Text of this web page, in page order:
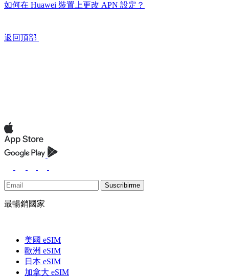
如何在 Huawei 裝置上更改 APN 設定？
返回頂部
Suscribirme
最暢銷國家
美國 eSIM
歐洲 eSIM
日本 eSIM
加拿大 eSIM